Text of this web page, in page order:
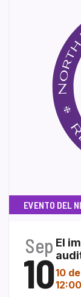
EVENTO DEL
Sep
10
El
10